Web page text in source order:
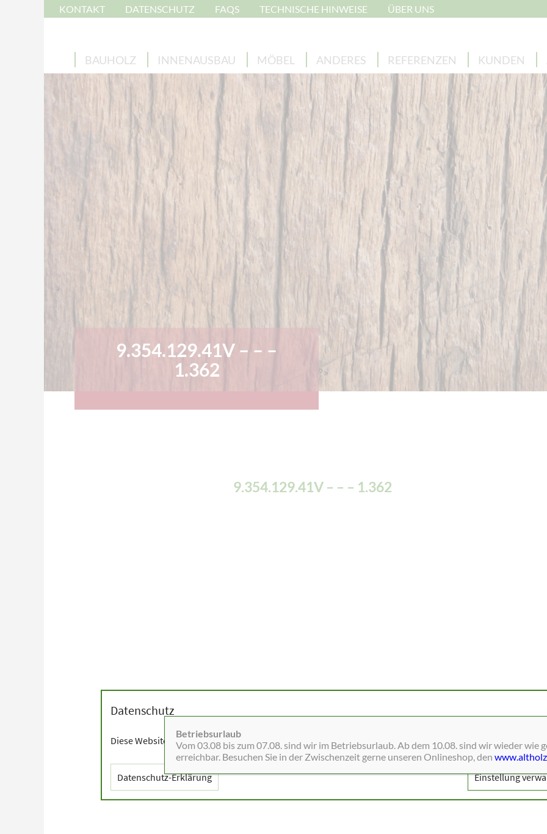
KONTAKT DATENSCHUTZ FAQS TECHNISCHE HINWEISE ÜBER UNS
BAUHOLZ INNENAUSBAU MÖBEL ANDERES REFERENZEN KUNDEN
9.354.129.41V – – –
1.362
?>
9.354.129.41V – – – 1.362
Betriebsurlaub
Vom 03.08 bis zum 07.08. sind wir im Betriebsurlaub. Ab dem 10.08. sind wir wieder wie
erreichbar. Besuchen Sie in der Zwischenzeit gerne unseren Onlineshop, den
Datenschutz
Diese Website setzt Cookies sowie externe Dienste wie Schriften, Blätterkataloge, Social-Media und
Datenschutz-Erklärung Einstellung